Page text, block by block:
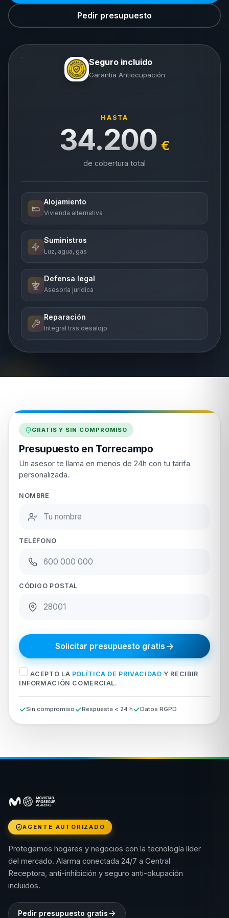
Pedir presupuesto
Seguro incluido
Garantía Antiocupación
HASTA
34.200 €
de cobertura total
Alojamiento
Vivienda alternativa
Suministros
Luz, agua, gas
Defensa legal
Asesoría jurídica
Reparación
Integral tras desalojo
GRATIS Y SIN COMPROMISO
Presupuesto en Torrecampo
Un asesor te llama en menos de 24h con tu tarifa
personalizada.
NOMBRE
TELÉFONO
CÓDIGO POSTAL
Solicitar presupuesto gratis
ACEPTO LA POLÍTICA DE PRIVACIDAD Y RECIBIR
INFORMACIÓN COMERCIAL.
Sin compromiso Respuesta < 24 h Datos RGPD
AGENTE AUTORIZADO
Protegemos hogares y negocios con la tecnología líder
del mercado. Alarma conectada 24/7 a Central
Receptora, anti-inhibición y seguro anti-okupación
incluidos.
Pedir presupuesto gratis